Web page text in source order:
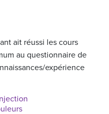
ait réussi les cours
au questionnaire de
expérience